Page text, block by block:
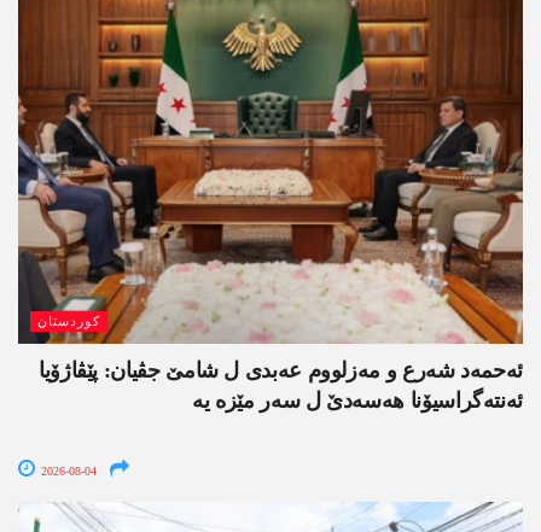
کوردستان
ئەحمەد شەرع و مەزلووم عەبدی ل شامێ جڤیان: پێڤاژۆیا
ئەنتەگراسیۆنا ھەسەدێ ل سەر مێزە یە
2026-08-04